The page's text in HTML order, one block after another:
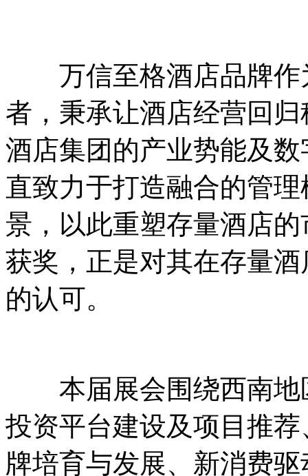
万信至格酒店品牌作
者，秉承让酒店经营回
酒店集团的产业势能及
直致力于打造融合的管
景，以此重塑存量酒店
获奖，正是对其在存量
的认可。
本届展会围绕西南地
投资平台建设及项目推
牌培育与发展、新消费